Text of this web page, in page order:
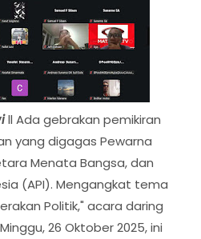
ll Ada gebrakan pemikiran
yang digagas Pewarna
Menata Bangsa, dan
(API). Mengangkat tema
Politik," acara daring
26 Oktober 2025, ini